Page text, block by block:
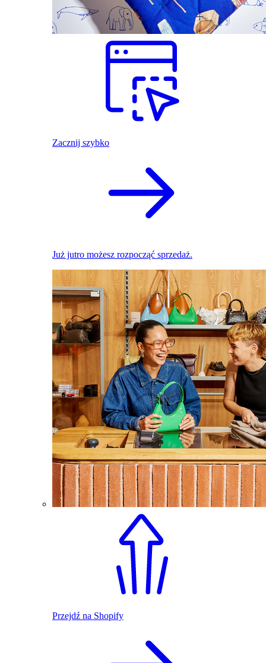
Zacznij szybko
Już jutro możesz rozpocząć sprzedaż.
Przejdź na Shopify